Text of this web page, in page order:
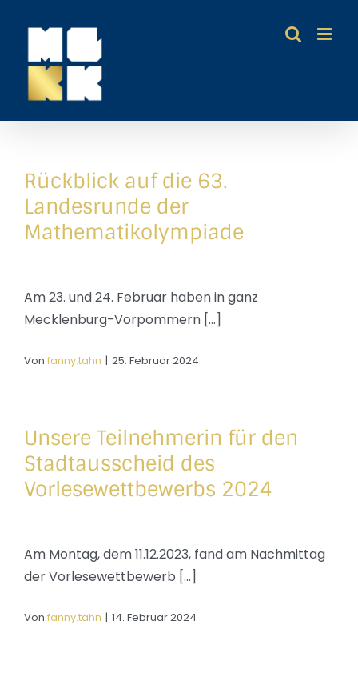
Inhalt
springen
Rückblick auf die 63.
Landesrunde der
Mathematikolympiade
Am 23. und 24. Februar haben in ganz
Mecklenburg-Vorpommern [...]
Von fanny.tahn | 25. Februar 2024
Unsere Teilnehmerin für den
Stadtausscheid des
Vorlesewettbewerbs 2024
Am Montag, dem 11.12.2023, fand am Nachmittag
der Vorlesewettbewerb [...]
Von fanny.tahn | 14. Februar 2024